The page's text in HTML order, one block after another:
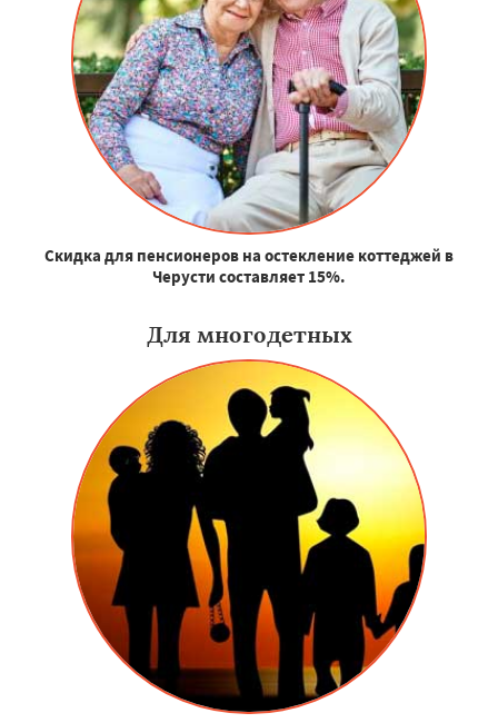
Скидка для пенсионеров на остекление коттеджей в
Черусти составляет 15%.
Для многодетных